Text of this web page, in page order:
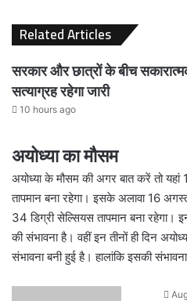
Related Articles
सरकार और छात्रों के बीच
सत्याग्रह रहेगा जारी
10 hours ago
अयोध्या का मौसम
अयोध्या के मौसम की अगर बात करें तो
तापमान बना रहेगा। इसके अलावा 16
34 डिग्री सेल्सियस तापमान बना रहेगा।
की संभावना है। वहीं इन तीनों ही दिन
संभावना बनी हुई है। हालांकि इसकी
Send